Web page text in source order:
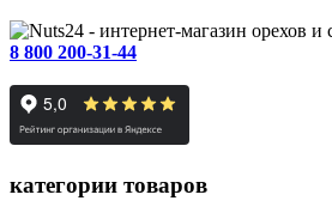
8 800 200-31-44
категории товаров